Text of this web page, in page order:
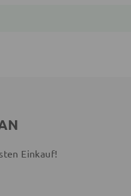
Einkauf!